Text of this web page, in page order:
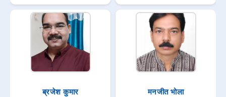
ब्रजेश कुमार मनजीत भोला